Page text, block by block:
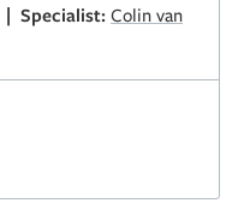
| Specialist: Colin van